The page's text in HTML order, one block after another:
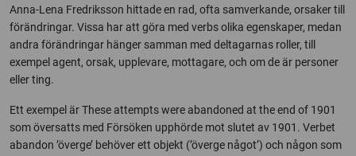
Anna-Lena Fredriksson hittade en rad, ofta samverkande, orsaker till
förändringar. Vissa har att göra med verbs olika egenskaper, medan
andra förändringar hänger samman med deltagarnas roller, till
exempel agent, orsak, upplevare, mottagare, och om de är personer
eller ting.
Ett exempel är These attempts were abandoned at the end of 1901
som översatts med Försöken upphörde mot slutet av 1901. Verbet
abandon ’överge’ behöver ett objekt (’överge något’) och någon som